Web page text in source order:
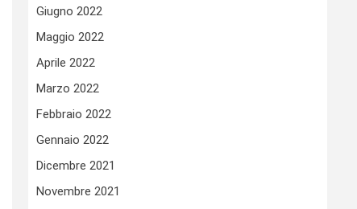
Giugno 2022
Maggio 2022
Aprile 2022
Marzo 2022
Febbraio 2022
Gennaio 2022
Dicembre 2021
Novembre 2021